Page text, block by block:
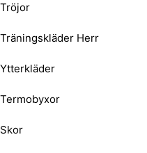
Tröjor
Träningskläder Herr
Ytterkläder
Termobyxor
Skor